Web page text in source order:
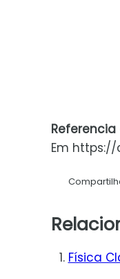
Referencia
Em
Física